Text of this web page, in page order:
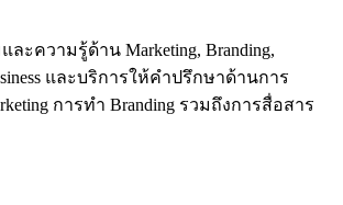
ะความรู้ด้าน Marketing, Branding,
และบริการให้คำปรึกษาด้านการ
การทำ Branding รวมถึงการสื่อสาร